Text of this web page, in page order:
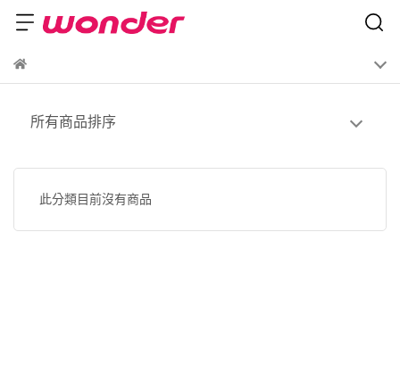
所有商品排序
此分類目前沒有商品